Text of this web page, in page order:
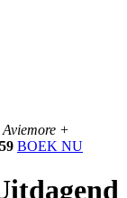
+
BOEK NU